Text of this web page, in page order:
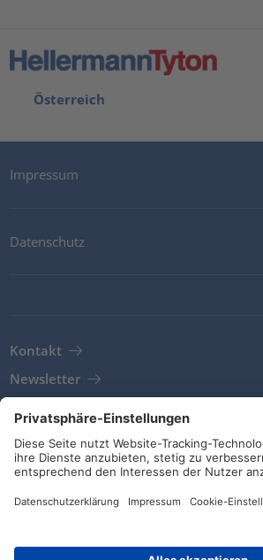
Österreich
Impressum
Datenschutz
Kontakt
Newsletter
AGB
Richtlinien und Bekenntnisse
Soziale Medien